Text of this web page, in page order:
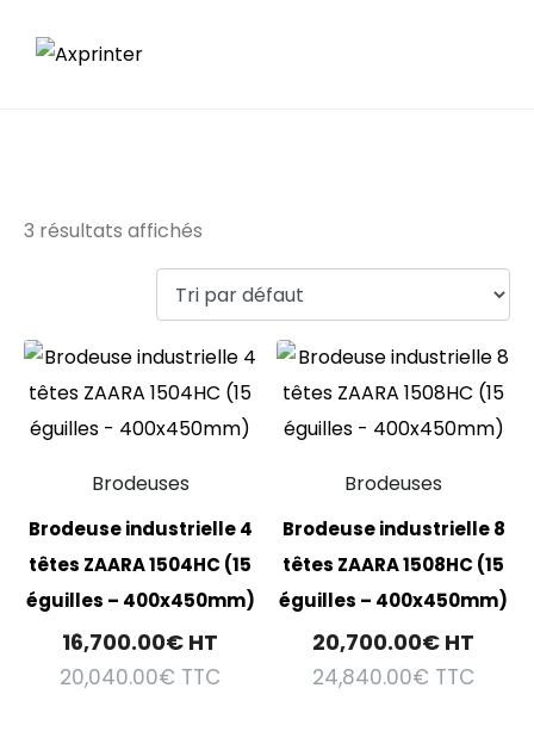
3 résultats affichés
Brodeuses
Brodeuse industrielle 4
têtes ZAARA 1504HC (15
éguilles – 400x450mm)
16,700.00€ HT
20,040.00€ TTC
Brodeuses
Brodeuse industrielle 8
têtes ZAARA 1508HC (15
éguilles – 400x450mm)
20,700.00€ HT
24,840.00€ TTC